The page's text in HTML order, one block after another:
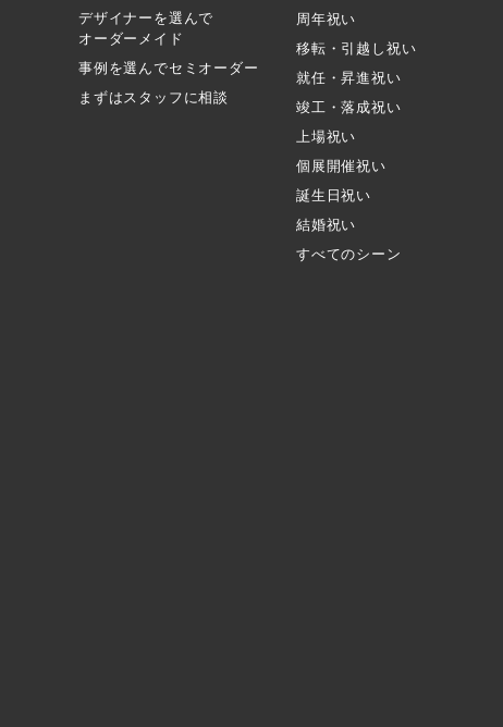
デザイナーを選んで
オーダーメイド
事例を選んでセミオーダー
まずはスタッフに相談
周年祝い
移転・引越し祝い
就任・昇進祝い
竣工・落成祝い
上場祝い
個展開催祝い
誕生日祝い
結婚祝い
すべてのシーン